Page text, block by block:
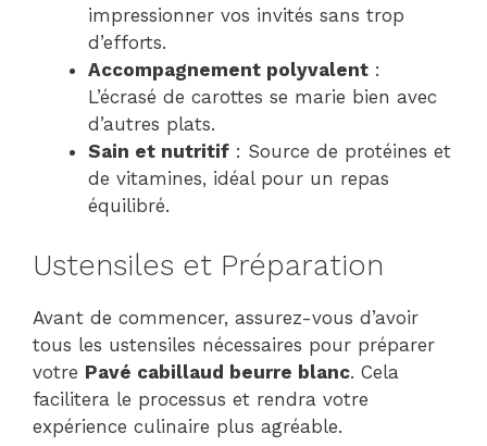
impressionner vos invités sans trop
d’efforts.
Accompagnement polyvalent :
L’écrasé de carottes se marie bien avec
d’autres plats.
Sain et nutritif : Source de protéines et
de vitamines, idéal pour un repas
équilibré.
Ustensiles et Préparation
Avant de commencer, assurez-vous d’avoir
tous les ustensiles nécessaires pour préparer
votre Pavé cabillaud beurre blanc. Cela
facilitera le processus et rendra votre
expérience culinaire plus agréable.